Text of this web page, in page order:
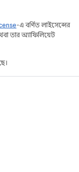
-এ বর্ণিত লাইসেন্সের
তার অ্যাফিলিয়েট